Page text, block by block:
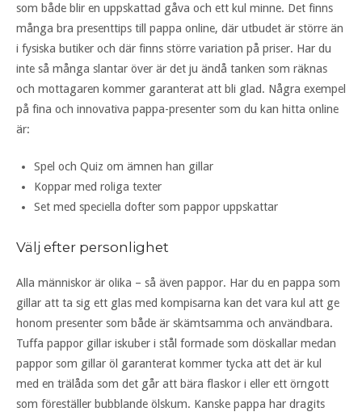
som både blir en uppskattad gåva och ett kul minne. Det finns
många bra presenttips till pappa online, där utbudet är större än
i fysiska butiker och där finns större variation på priser. Har du
inte så många slantar över är det ju ändå tanken som räknas
och mottagaren kommer garanterat att bli glad. Några exempel
på fina och innovativa pappa-presenter som du kan hitta online
är:
Spel och Quiz om ämnen han gillar
Koppar med roliga texter
Set med speciella dofter som pappor uppskattar
Välj efter personlighet
Alla människor är olika – så även pappor. Har du en pappa som
gillar att ta sig ett glas med kompisarna kan det vara kul att ge
honom presenter som både är skämtsamma och användbara.
Tuffa pappor gillar iskuber i stål formade som döskallar medan
pappor som gillar öl garanterat kommer tycka att det är kul
med en trälåda som det går att bära flaskor i eller ett örngott
som föreställer bubblande ölskum. Kanske pappa har dragits